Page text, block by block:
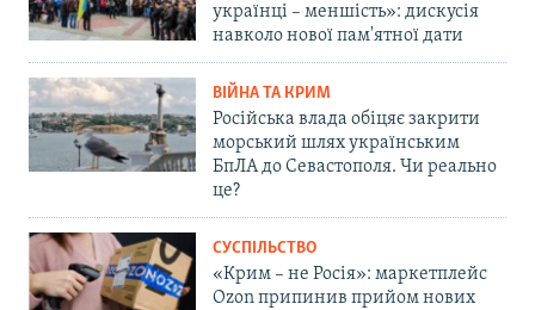
українці – меншість»: дискусія
навколо нової пам'ятної дати
ВІЙНА ТА КРИМ
Російська влада обіцяє закрити
морський шлях українським
БпЛА до Севастополя. Чи реально
це?
СУСПІЛЬСТВО
«Крим – не Росія»: маркетплейс
Ozon припинив прийом нових